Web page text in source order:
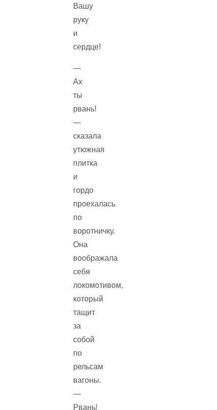
Вашу
руку
и
сердце!
—
Ах
ты
рвань!
—
сказала
утюжная
плитка
и
гордо
проехалась
по
воротничку.
Она
воображала
себя
локомотивом,
который
тащит
за
собой
по
рельсам
вагоны.
—
Рвань!